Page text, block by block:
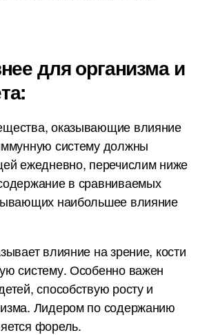
для организма и
оказывающие влияние
систему должны
ежедневно, перечислим ниже
в сравниваемых
наибольшее влияние
влияние на зрение, кости
систему. Особенно важен
способствую росту и
Лидером по содержанию
форель.